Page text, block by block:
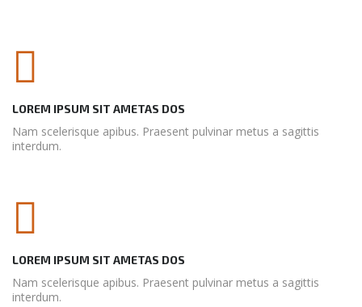
LOREM IPSUM SIT AMETAS DOS
Nam scelerisque apibus. Praesent pulvinar metus a sagittis
interdum.
LOREM IPSUM SIT AMETAS DOS
Nam scelerisque apibus. Praesent pulvinar metus a sagittis
interdum.